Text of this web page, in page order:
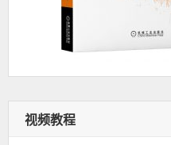
视频教程